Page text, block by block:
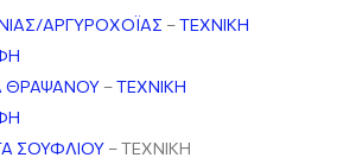
ΑΡΓΥΡΟΧΟΪΑΣ –ΤΕΧΝΙΚΗ
ΘΡΑΨΑΝΟΥ –ΤΕΧΝΙΚΗ
ΣΟΥΦΛΙΟΥ – ΤΕΧΝΙΚΗ